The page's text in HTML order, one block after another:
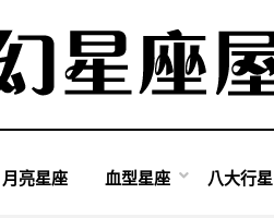
月亮星座 血型星座 八大行星